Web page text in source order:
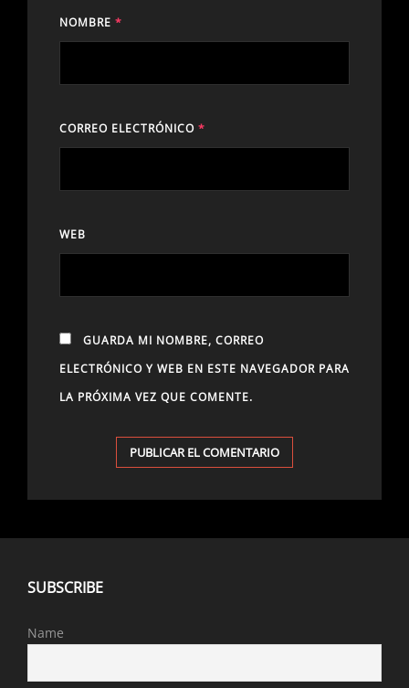
NOMBRE *
CORREO ELECTRÓNICO *
WEB
GUARDA MI NOMBRE, CORREO
ELECTRÓNICO Y WEB EN ESTE NAVEGADOR PARA
LA PRÓXIMA VEZ QUE COMENTE.
SUBSCRIBE
Name